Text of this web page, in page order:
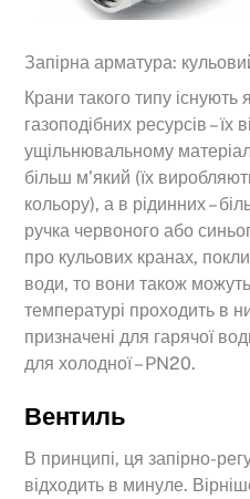
Запірна арматура:
Крани такого типу існують
газоподібних ресурсів – їх
ущільнювальному
більш м’який (їх
кольору), а в рідинних –
ручка червоного або
про кульових кранах,
води, то вони також
температурі проходить в
призначені для гарячої
для холодної – PN20.
Вентиль
В принципі, ця запірно-
відходить в минуле.